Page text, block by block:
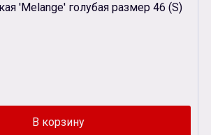
'Melange' голубая размер 46 (S)